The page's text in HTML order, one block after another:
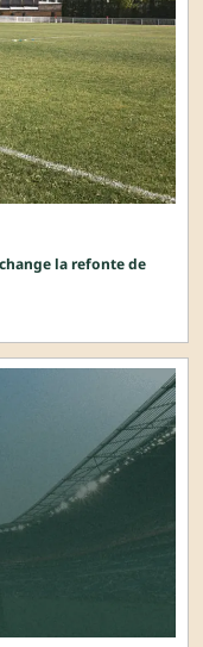
la refonte de